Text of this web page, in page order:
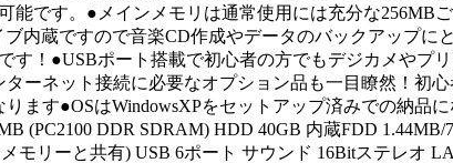
能です。●メインメモリは通常使用には充分な256MB
内蔵ですので音楽CD作成やデータのバックアップ
す！●USBポート搭載で初心者の方でもデジカメやプ
ーネット接続に必要なオプション品も一目瞭然！初
ます●OSはWindowsXPをセットアップ済みでの納品
(PC2100 DDR SDRAM) HDD 40GB 内蔵FDD
モリーと共有) USB 6ポート サウンド 16Bitステレオ